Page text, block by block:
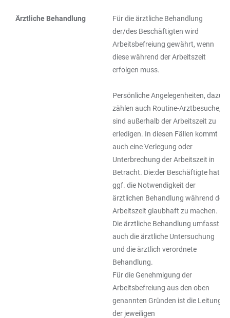
Ärztliche Behandlung
Für die ärztliche Behandlung
der/des Beschäftigten wird
Arbeitsbefreiung gewährt, wenn
diese während der Arbeitszeit
erfolgen muss.
Persönliche Angelegenheiten, dazu
zählen auch Routine-Arztbesuche,
sind außerhalb der Arbeitszeit zu
erledigen. In diesen Fällen kommt
auch eine Verlegung oder
Unterbrechung der Arbeitszeit in
Betracht. Die:der Beschäftigte hat
ggf. die Notwendigkeit der
ärztlichen Behandlung während der
Arbeitszeit glaubhaft zu machen.
Die ärztliche Behandlung umfasst
auch die ärztliche Untersuchung
und die ärztlich verordnete
Behandlung.
Für die Genehmigung der
Arbeitsbefreiung aus den oben
genannten Gründen ist die Leitung
der jeweiligen